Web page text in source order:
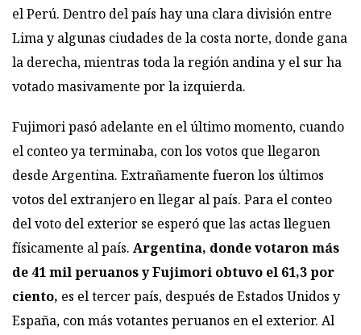
el Perú. Dentro del país hay una clara división entre
Lima y algunas ciudades de la costa norte, donde gana
la derecha, mientras toda la región andina y el sur ha
votado masivamente por la izquierda.
Fujimori pasó adelante en el último momento, cuando
el conteo ya terminaba, con los votos que llegaron
desde Argentina. Extrañamente fueron los últimos
votos del extranjero en llegar al país. Para el conteo
del voto del exterior se esperó que las actas lleguen
físicamente al país. Argentina, donde votaron más
de 41 mil peruanos y Fujimori obtuvo el 61,3 por
ciento, es el tercer país, después de Estados Unidos y
España, con más votantes peruanos en el exterior. Al